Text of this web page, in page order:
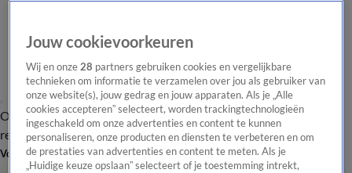
Overzicht Laatste nieuws Regionieuws Het beste van Hart
Tip de
redactie
Volg Hart van Nederland
Jouw cookievoorkeuren
Wij en onze28 partners gebruiken cookies en vergelijkbare
technieken om informatie te verzamelen over jou als gebruiker van
onze website(s), jouw gedrag en jouw apparaten. Als je „Alle
cookies accepteren” selecteert, worden trackingtechnologieën
ingeschakeld om onze advertenties en content te kunnen
personaliseren, onze producten en diensten te verbeteren en om
de prestaties van advertenties en content te meten. Als je
„Huidige keuze opslaan” selecteert of je toestemming intrekt,